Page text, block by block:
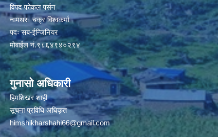
विपद फोकल पर्सन
नामथरः चक्र विश्वकर्मा
पदः सब-ईन्जिनियर
मोबाईल नं.९८६४९४०२९४
गुनासो अधिकारी
हिमशिखर शाही
सूचना प्रविधि अधिकृत
himshikharshahi66@gmail.com